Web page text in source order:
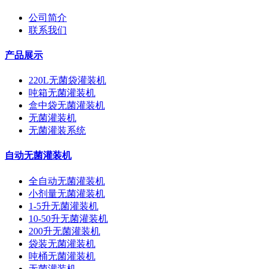
公司简介
联系我们
产品展示
220L无菌袋灌装机
吨箱无菌灌装机
盒中袋无菌灌装机
无菌灌装机
无菌灌装系统
自动无菌灌装机
全自动无菌灌装机
小剂量无菌灌装机
1-5升无菌灌装机
10-50升无菌灌装机
200升无菌灌装机
袋装无菌灌装机
吨桶无菌灌装机